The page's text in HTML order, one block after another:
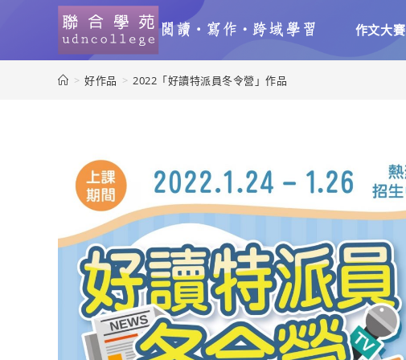
作文大賽
> 好作品 > 2022「好讀特派員冬令營」作品